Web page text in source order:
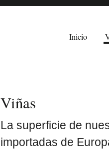
Inicio
Viñas
La superficie de
importadas de